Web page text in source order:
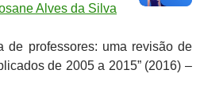
Alves da Silva
de professores: uma revisão de
de 2005 a 2015” (2016) –